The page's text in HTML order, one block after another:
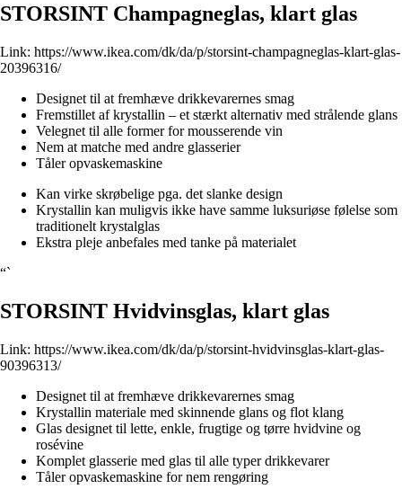
STORSINT Champagneglas, klart glas
Link: https://www.ikea.com/dk/da/p/storsint-champagneglas-klart-glas-
20396316/
Designet til at fremhæve drikkevarernes smag
Fremstillet af krystallin – et stærkt alternativ med strålende glans
Velegnet til alle former for mousserende vin
Nem at matche med andre glasserier
Tåler opvaskemaskine
Kan virke skrøbelige pga. det slanke design
Krystallin kan muligvis ikke have samme luksuriøse følelse som
traditionelt krystalglas
Ekstra pleje anbefales med tanke på materialet
“`
STORSINT Hvidvinsglas, klart glas
Link: https://www.ikea.com/dk/da/p/storsint-hvidvinsglas-klart-glas-
90396313/
Designet til at fremhæve drikkevarernes smag
Krystallin materiale med skinnende glans og flot klang
Glas designet til lette, enkle, frugtige og tørre hvidvine og
rosévine
Komplet glasserie med glas til alle typer drikkevarer
Tåler opvaskemaskine for nem rengøring